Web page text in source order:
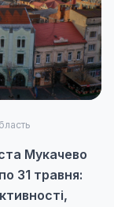
Мукачево
31 травня: